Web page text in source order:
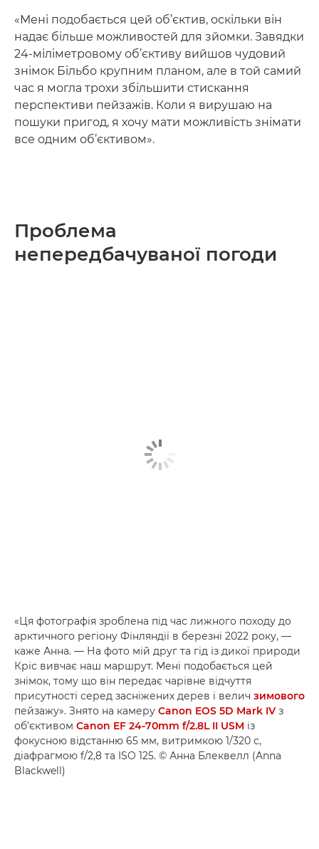
«Мені подобається цей об’єктив, оскільки він
надає більше можливостей для зйомки. Завядки
24-міліметровому об’єктиву вийшов чудовий
знімок Більбо крупним планом, але в той самий
час я могла трохи збільшити стискання
перспективи пейзажів. Коли я вирушаю на
пошуки пригод, я хочу мати можливість знімати
все одним об’єктивом».
Проблема
непередбачуваної погоди
«Ця фотографія зроблена під час лижного походу до
арктичного регіону Фінляндії в березні 2022 року, —
каже Анна. — На фото мій друг та гід із дикої природи
Кріс вивчає наш маршрут. Мені подобається цей
знімок, тому що він передає чарівне відчуття
присутності серед засніжених дерев і велич зимового
пейзажу». Знято на камеру Canon EOS 5D Mark IV з
об’єктивом Canon EF 24-70mm f/2.8L II USM із
фокусною відстанню 65 мм, витримкою 1/320 с,
діафрагмою f/2,8 та ISO 125. © Анна Блеквелл (Anna
Blackwell)